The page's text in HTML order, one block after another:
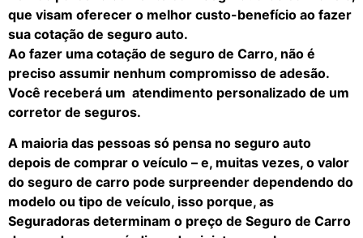
que visam oferecer o melhor custo-benefício ao fazer
sua cotação de seguro auto.
Ao fazer uma cotação de seguro de Carro, não é
preciso assumir nenhum compromisso de adesão.
Você receberá um atendimento personalizado de um
corretor de seguros.
A maioria das pessoas só pensa no seguro auto
depois de comprar o veículo – e, muitas vezes, o valor
do seguro de carro pode surpreender dependendo do
modelo ou tipo de veículo, isso porque, as
Seguradoras determinam o preço de Seguro de Carro